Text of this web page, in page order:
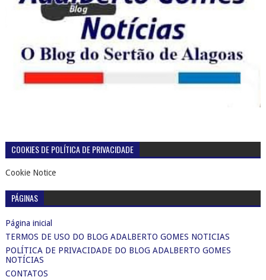
COOKIES DE POLÍTICA DE PRIVACIDADE
Cookie Notice
PÁGINAS
Página inicial
TERMOS DE USO DO BLOG ADALBERTO GOMES NOTICIAS
POLÍTICA DE PRIVACIDADE DO BLOG ADALBERTO GOMES
NOTÍCIAS
CONTATOS